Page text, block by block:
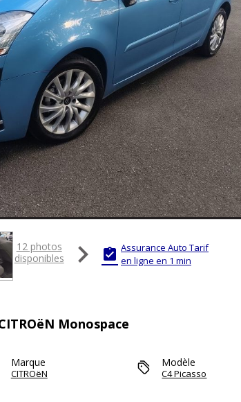
12 photos
disponibles
  Assurance Auto Tarif
en ligne en 1 min
Monospace
Marque
CITROëN
Modèle
C4 Picasso